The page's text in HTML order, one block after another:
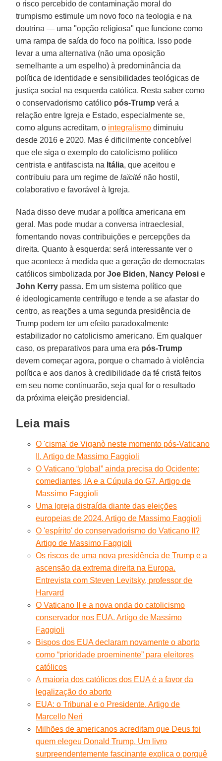
o risco percebido de contaminação moral do
trumpismo estimule um novo foco na teologia e na
doutrina — uma "opção religiosa" que funcione como
uma rampa de saída do foco na política. Isso pode
levar a uma alternativa (não uma oposição
semelhante a um espelho) à predominância da
política de identidade e sensibilidades teológicas de
justiça social na esquerda católica. Resta saber como
o conservadorismo católico pós-Trump verá a
relação entre Igreja e Estado, especialmente se,
como alguns acreditam, o integralismo diminuiu
desde 2016 e 2020. Mas é dificilmente concebível
que ele siga o exemplo do catolicismo político
centrista e antifascista na Itália, que aceitou e
contribuiu para um regime delaïcité não hostil,
colaborativo e favorável à Igreja.
Nada disso deve mudar a política americana em
geral. Mas pode mudar a conversa intraeclesial,
fomentando novas contribuições e percepções da
direita. Quanto à esquerda: será interessante ver o
que acontece à medida que a geração de democratas
católicos simbolizada porJoe Biden, Nancy Pelosi e
John Kerry passa. Em um sistema político que
é ideologicamente centrífugo e tende a se afastar do
centro, as reações a uma segunda presidência de
Trump podem ter um efeito paradoxalmente
estabilizador no catolicismo americano. Em qualquer
caso, os preparativos para uma era pós-Trump
devem começar agora, porque o chamado à violência
política e aos danos à credibilidade da fé cristã feitos
em seu nome continuarão, seja qual for o resultado
da próxima eleição presidencial.
Leia mais
O 'cisma' de Viganò neste momento pós-Vaticano
II. Artigo de Massimo Faggioli
O Vaticano “global” ainda precisa do Ocidente:
comediantes, IA e a Cúpula do G7. Artigo de
Massimo Faggioli
Uma Igreja distraída diante das eleições
europeias de 2024. Artigo de Massimo Faggioli
O 'espírito' do conservadorismo do Vaticano II?
Artigo de Massimo Faggioli
Os riscos de uma nova presidência de Trump e a
ascensão da extrema direita na Europa.
Entrevista com Steven Levitsky, professor de
Harvard
O Vaticano II e a nova onda do catolicismo
conservador nos EUA. Artigo de Massimo
Faggioli
Bispos dos EUA declaram novamente o aborto
como “prioridade proeminente” para eleitores
católicos
A maioria dos católicos dos EUA é a favor da
legalização do aborto
EUA: o Tribunal e o Presidente. Artigo de
Marcello Neri
Milhões de americanos acreditam que Deus foi
quem elegeu Donald Trump. Um livro
surpreendentemente fascinante explica o porquê